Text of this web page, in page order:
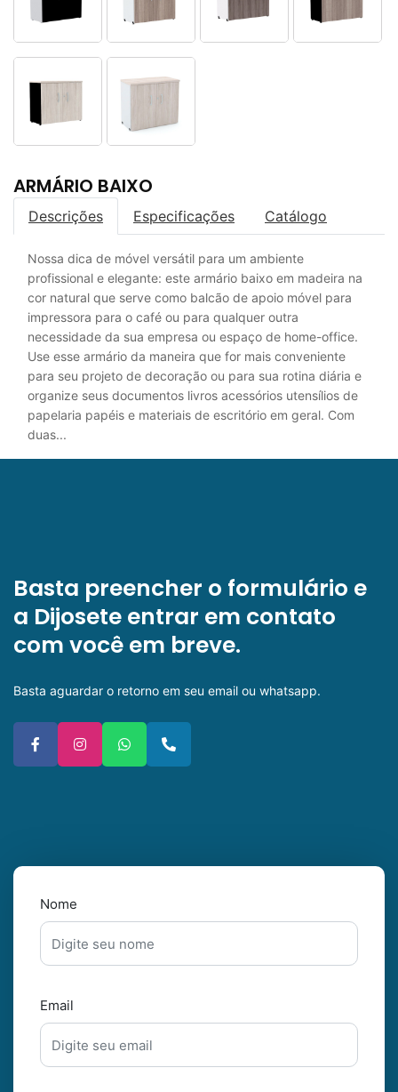
ARMÁRIO BAIXO
Descrições Especificações Catálogo
Nossa dica de móvel versátil para um ambiente
profissional e elegante: este armário baixo em madeira na
cor natural que serve como balcão de apoio móvel para
impressora para o café ou para qualquer outra
necessidade da sua empresa ou espaço de home-office.
Use esse armário da maneira que for mais conveniente
para seu projeto de decoração ou para sua rotina diária e
organize seus documentos livros acessórios utensílios de
papelaria papéis e materiais de escritório em geral. Com
duas...
Basta preencher o formulário e
a Dijosete entrar em contato
com você em breve.
Basta aguardar o retorno em seu email ou whatsapp.
Nome
Email